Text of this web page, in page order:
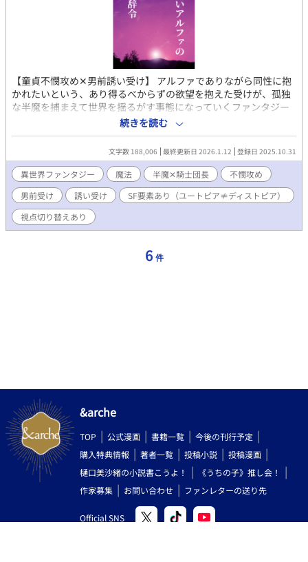
【童貞不憫攻め✕男前誘い受け】 アルファでありながら同性に抱
かれたいという、あり得るべからずの欲望を抱えた受けが、孤独
な半魔を捕まえて世界を揺るがす事態になっていくファンタジー
です。 衣食住が保証されたユートピアと謳われる世界での特権階
級アルファとして生まれたアラム・ベネフィンは、生まれ持った
気質に加えて努力も惜しまず、若くして騎士団長と任命されるま
でになった。 順風満帆な人生を歩んでいたアラムだが、とうとう
耐えきれなくなったある日、一夜限りでもとベータの男に抱いて
欲しいと懇願した。 念願叶ったアラムだったが、ベータであると
思いこんでいた相手が実は、皇族でありながら地上最強とも謳わ
れる半魔であることを知ることになった。 童貞で人嫌いをこじら
せた最強の男から溺愛され、拒否しながらも絆されていくアルフ
トピア≠ディストピア世界です。一見設定もりもりですが、背景
に薄っすらある程度の、初っ端から過激表現がっつりの恋愛ドラ
続きを読む
文字数 188,006 最終更新日 2026.1.12 登録日 2025.10.31
異世界ファンタジー 魔法 半魔✕騎士団長
不憫攻め
男前受け
誘い受け
SF要素あり（ユートピア≠ディストピア）
視点切り替えあり
6 件
&arche
TOP 公式漫画 書籍一覧
今後の刊行予定
購入特典情報
著者一覧 投稿小説
投稿漫画
樋口美沙緒の小説書こうよ！
《うちの子》推し会！
作家募集
お問い合わせ ファンレターの送り先
Official SNS